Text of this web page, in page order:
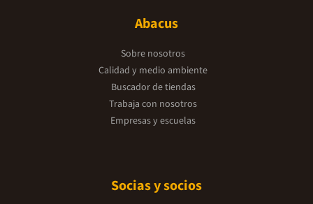
Abacus
Sobre nosotros
Calidad y medio ambiente
Buscador de tiendas
Trabaja con nosotros
Empresas y escuelas
Socias y socios